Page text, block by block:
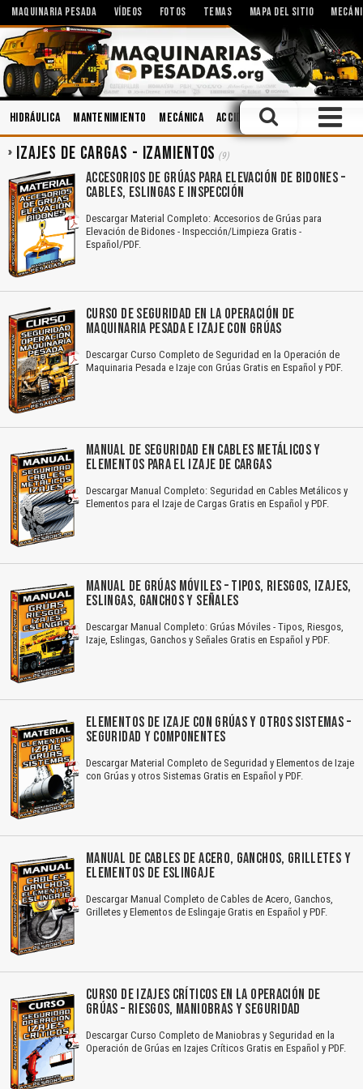
MAQUINARIA PESADA VÍDEOS FOTOS TEMAS MAPA DEL SITIO
Hidráulica Mantenimiento Mecánica Accidentes Manejo
IZAJES DE CARGAS - IZAMIENTOS (9)
ACCESORIOS DE GRÚAS PARA ELEVACIÓN DE BIDONES –
CABLES, ESLINGAS E INSPECCIÓN
Descargar Material Completo: Accesorios de Grúas para
Elevación de Bidones - Inspección/Limpieza Gratis -
Español/PDF.
CURSO DE SEGURIDAD EN LA OPERACIÓN DE
MAQUINARIA PESADA E IZAJE CON GRÚAS
Descargar Curso Completo de Seguridad en la Operación de
Maquinaria Pesada e Izaje con Grúas Gratis en Español y PDF.
MANUAL DE SEGURIDAD EN CABLES METÁLICOS Y
ELEMENTOS PARA EL IZAJE DE CARGAS
Descargar Manual Completo: Seguridad en Cables Metálicos y
Elementos para el Izaje de Cargas Gratis en Español y PDF.
MANUAL DE GRÚAS MÓVILES – TIPOS, RIESGOS, IZAJES,
ESLINGAS, GANCHOS Y SEÑALES
Descargar Manual Completo: Grúas Móviles - Tipos, Riesgos,
Izaje, Eslingas, Ganchos y Señales Gratis en Español y PDF.
ELEMENTOS DE IZAJE CON GRÚAS Y OTROS SISTEMAS –
SEGURIDAD Y COMPONENTES
Descargar Material Completo de Seguridad y Elementos de Izaje
con Grúas y otros Sistemas Gratis en Español y PDF.
MANUAL DE CABLES DE ACERO, GANCHOS, GRILLETES Y
ELEMENTOS DE ESLINGAJE
Descargar Manual Completo de Cables de Acero, Ganchos,
Grilletes y Elementos de Eslingaje Gratis en Español y PDF.
CURSO DE IZAJES CRÍTICOS EN LA OPERACIÓN DE
GRÚAS – RIESGOS, MANIOBRAS Y SEGURIDAD
Descargar Curso Completo de Maniobras y Seguridad en la
Operación de Grúas en Izajes Críticos Gratis en Español y PDF.